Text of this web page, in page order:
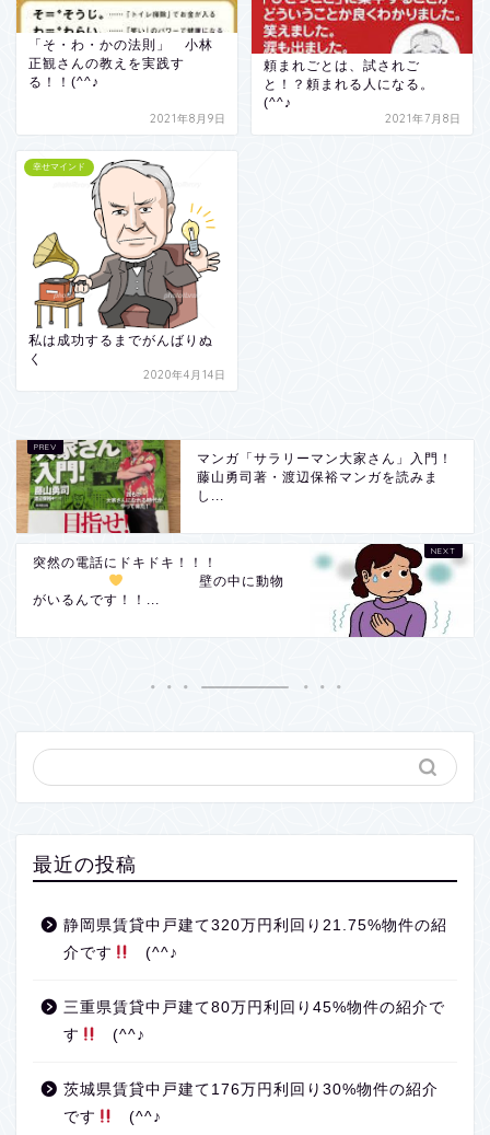
「そ・わ・かの法則」 小林
正観さんの教えを実践す
る！！(^^♪
2021年8月9日
頼まれごとは、試されご
と！？頼まれる人になる。
(^^♪
2021年7月8日
幸せマインド
私は成功するまでがんばりぬ
く
2020年4月14日
マンガ「サラリーマン大家さん」入門！
藤山勇司著・渡辺保裕マンガを読みま
し...
突然の電話にドキドキ！！！
壁の中に動物
がいるんです！！...
最近の投稿
静岡県賃貸中戸建て320万円利回り21.75%物件の紹
介です
(^^♪
三重県賃貸中戸建て80万円利回り45%物件の紹介で
す
(^^♪
茨城県賃貸中戸建て176万円利回り30%物件の紹介
です
(^^♪